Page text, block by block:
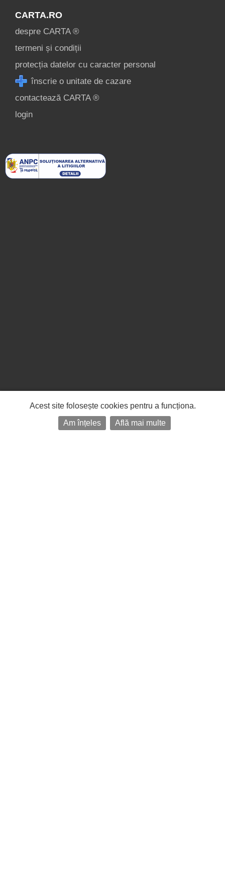
CARTA.RO
despre CARTA ®
termeni și condiții
protecția datelor cu caracter personal
înscrie o unitate de cazare
contactează CARTA ®
login
Acest site folosește cookies pentru a funcționa.
Am înțeles
Află mai multe